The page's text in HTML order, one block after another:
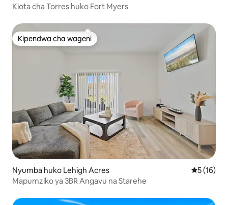
Kiota cha Torres huko Fort Myers
Kipendwa cha wageni
Kipendwa cha wageni
Nyumba huko Lehigh Acres Ukadiriaji
5 (16)
Mapumziko ya 3BR Angavu na Starehe